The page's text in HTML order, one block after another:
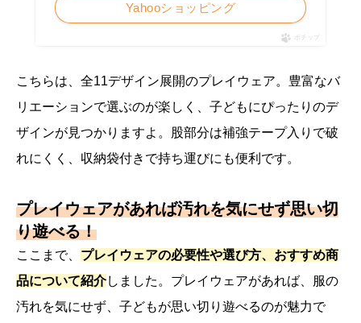
Yahooショッピング
ポチップ
こちらは、全11デザイン展開のプレイウェア。豊富なバ
リエーションで選ぶのが楽しく、子どもにぴったりのデ
ザインが見つかりますよ。股部分は補強テープ入りで破
れにくく、収納袋付きで持ち運びにも便利です。
プレイウェアがあれば汚れを気にせず思い切
り遊べる！
ここまで、 プレイウェアの必要性や選び方、おすすめ商
品について紹介しました。プレイウェアがあれば、服の
汚れを気にせず、子どもが思い切り遊べるのが魅力で